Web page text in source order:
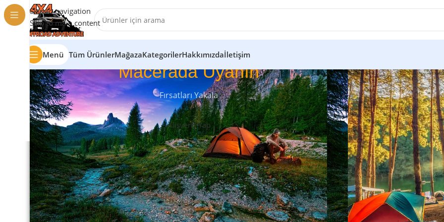
Skip to navigation
Skip to main content
Menü Tüm ÜrünlerMağazaKategorilerHakkımızdaİletişim
Macerada Uyanın
Fırsatları Yakala
Alışveriş Yap